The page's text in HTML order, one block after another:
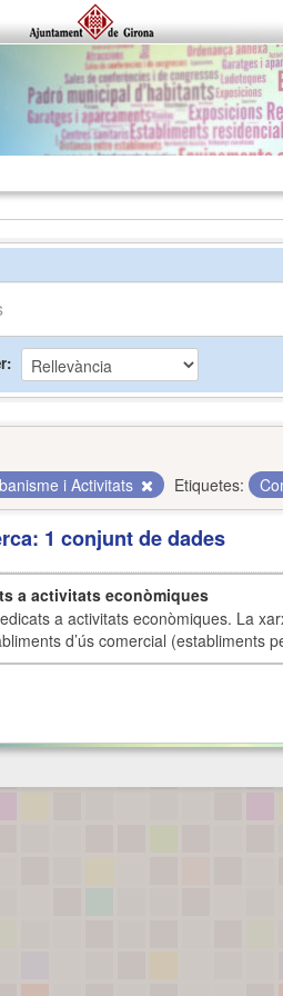
i Activitats Etiquetes:
1 conjunt de dades
a activitats econòmiques
a activitats econòmiques. La
d’ús comercial (establiments